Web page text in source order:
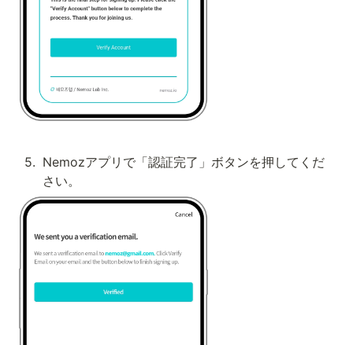
5. Nemozアプリで「認証完了」ボタンを押してくだ
さい。